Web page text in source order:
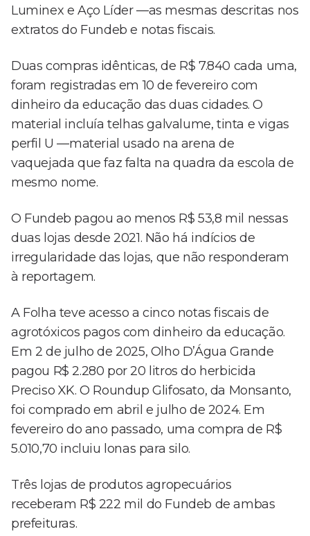
Luminex e Aço Líder —as mesmas descritas nos
extratos do Fundeb e notas fiscais.
Duas compras idênticas, de R$ 7.840 cada uma,
foram registradas em 10 de fevereiro com
dinheiro da educação das duas cidades. O
material incluía telhas galvalume, tinta e vigas
perfil U —material usado na arena de
vaquejada que faz falta na quadra da escola de
mesmo nome.
O Fundeb pagou ao menos R$ 53,8 mil nessas
duas lojas desde 2021. Não há indícios de
irregularidade das lojas, que não responderam
à reportagem.
A Folha teve acesso a cinco notas fiscais de
agrotóxicos pagos com dinheiro da educação.
Em 2 de julho de 2025, Olho D’Água Grande
pagou R$ 2.280 por 20 litros do herbicida
Preciso XK. O Roundup Glifosato, da Monsanto,
foi comprado em abril e julho de 2024. Em
fevereiro do ano passado, uma compra de R$
5.010,70 incluiu lonas para silo.
Três lojas de produtos agropecuários
receberam R$ 222 mil do Fundeb de ambas
prefeituras.